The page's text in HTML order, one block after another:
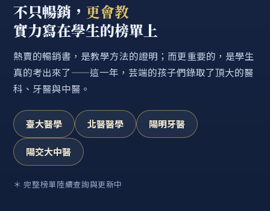
不只暢銷， 更會教
實力寫在學生的榜單上
熱賣的暢銷書，是教學方法的證明；而更重要的，是學生
真的考出來了——這一年，芸端的孩子們錄取了頂大的醫
科、牙醫與中醫。
臺大醫學 北醫醫學 陽明牙醫
陽交大中醫
＊ 完整榜單陸續查詢與更新中